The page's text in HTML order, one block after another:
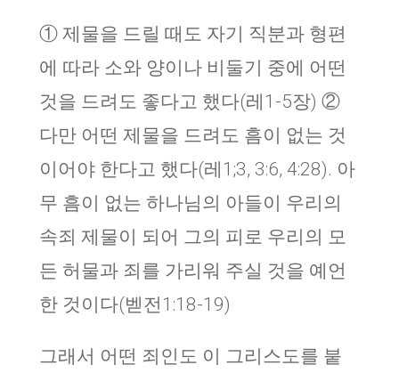
① 제물을 드릴 때도 자기 직분과 형편
에 따라 소와 양이나 비둘기 중에 어떤
것을 드려도 좋다고 했다(레1-5장) ②
다만 어떤 제물을 드려도 흠이 없는 것
이어야 한다고 했다(레1;3, 3:6, 4:28). 아
무 흠이 없는 하나님의 아들이 우리의
속죄 제물이 되어 그의 피로 우리의 모
든 허물과 죄를 가리워 주실 것을 예언
한 것이다(벧전1:18-19)
그래서 어떤 죄인도 이 그리스도를 붙